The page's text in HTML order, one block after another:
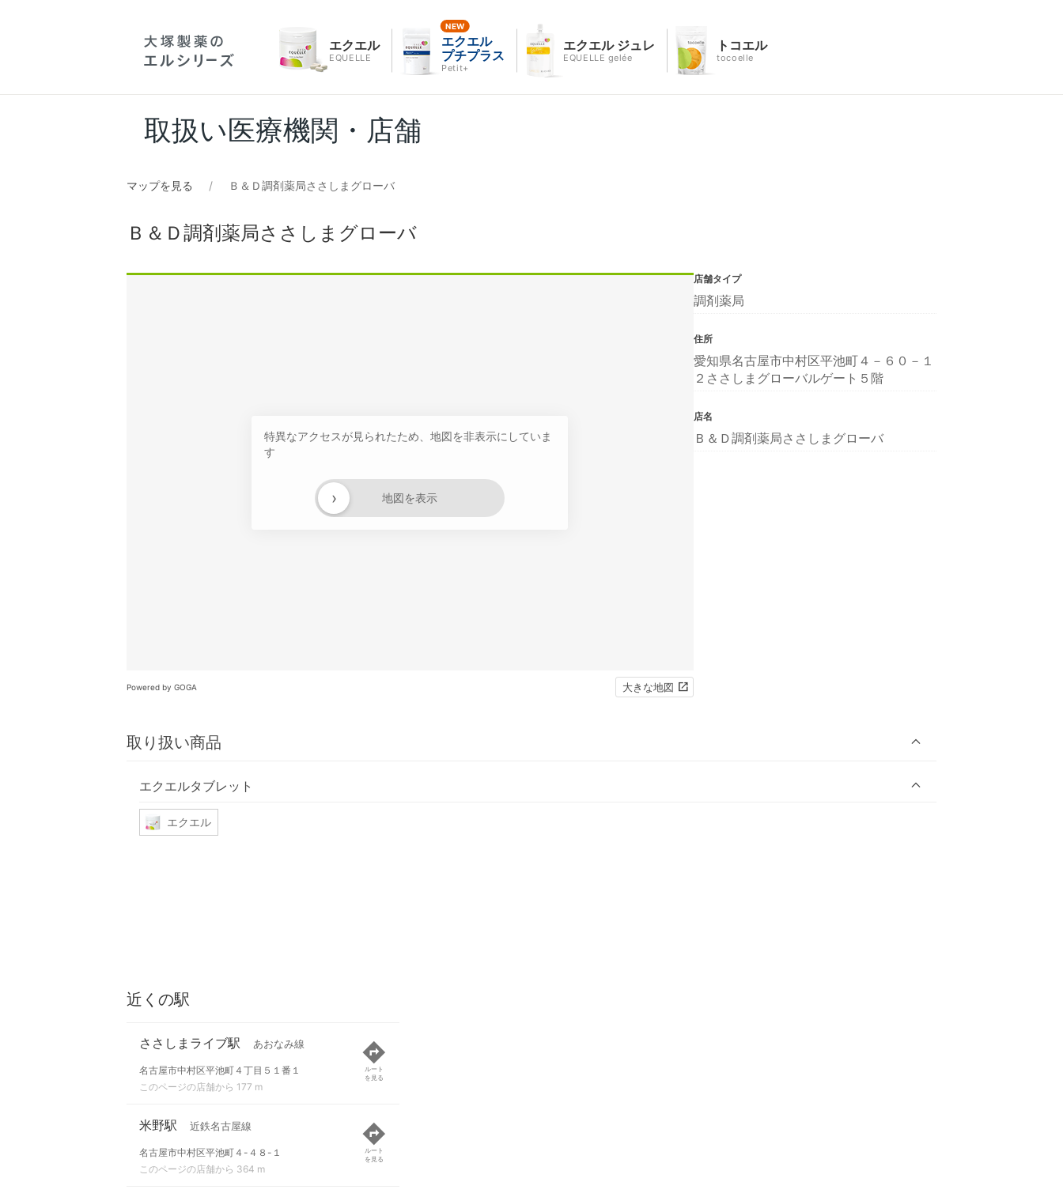
エクエル
EQUELLE
エクエル
プチプラス
Petit+
エクエル ジュレ
EQUELLE gelée
トコエル
tocoelle
取扱い医療機関・店舗
マップを見る Ｂ＆Ｄ調剤薬局ささしまグローバ
Ｂ＆Ｄ調剤薬局ささしまグローバ
特異なアクセスが見られたため、地図を非表示にしていま
す
地図を表示
›
Powered by GOGA 大きな地図
取り扱い商品
エクエルタブレット
エクエル
店舗タイプ
調剤薬局
住所
愛知県名古屋市中村区平池町４－６０－１
２ささしまグローバルゲート５階
店名
Ｂ＆Ｄ調剤薬局ささしまグローバ
近くの駅
ささしまライブ駅 あおなみ線
名古屋市中村区平池町４丁目５１番１
このページの店舗から 177 m
ルート
を見る
米野駅 近鉄名古屋線
名古屋市中村区平池町４-４８-１
このページの店舗から 364 m
ルート
を見る